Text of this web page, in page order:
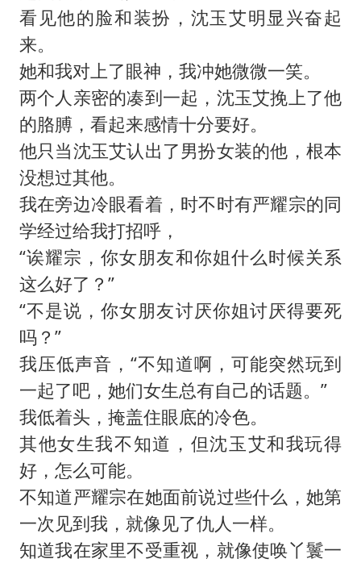
看见他的脸和装扮，沈玉艾明显兴奋起
来。
她和我对上了眼神，我冲她微微一笑。
两个人亲密的凑到一起，沈玉艾挽上了他
的胳膊，看起来感情十分要好。
他只当沈玉艾认出了男扮女装的他，根本
没想过其他。
我在旁边冷眼看着，时不时有严耀宗的同
学经过给我打招呼，
“诶耀宗，你女朋友和你姐什么时候关系
这么好了？”
“不是说，你女朋友讨厌你姐讨厌得要死
吗？”
我压低声音，“不知道啊，可能突然玩到
一起了吧，她们女生总有自己的话题。”
我低着头，掩盖住眼底的冷色。
其他女生我不知道，但沈玉艾和我玩得
好，怎么可能。
不知道严耀宗在她面前说过些什么，她第
一次见到我，就像见了仇人一样。
知道我在家里不受重视，就像使唤丫鬟一